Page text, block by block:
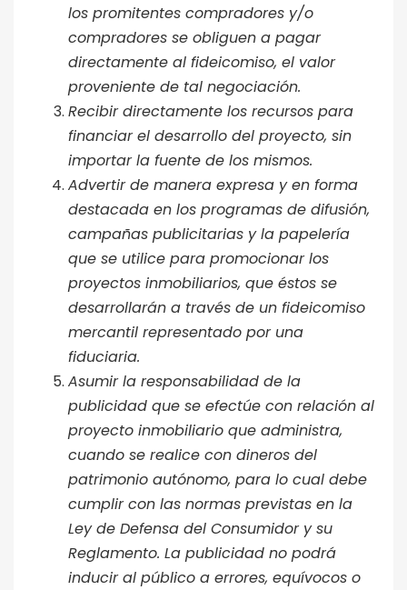
los promitentes compradores y/o
compradores se obliguen a pagar
directamente al fideicomiso, el valor
proveniente de tal negociación.
Recibir directamente los recursos para
financiar el desarrollo del proyecto, sin
importar la fuente de los mismos.
Advertir de manera expresa y en forma
destacada en los programas de difusión,
campañas publicitarias y la papelería
que se utilice para promocionar los
proyectos inmobiliarios, que éstos se
desarrollarán a través de un fideicomiso
mercantil representado por una
fiduciaria.
Asumir la responsabilidad de la
publicidad que se efectúe con relación al
proyecto inmobiliario que administra,
cuando se realice con dineros del
patrimonio autónomo, para lo cual debe
cumplir con las normas previstas en la
Ley de Defensa del Consumidor y su
Reglamento. La publicidad no podrá
inducir al público a errores, equívocos o